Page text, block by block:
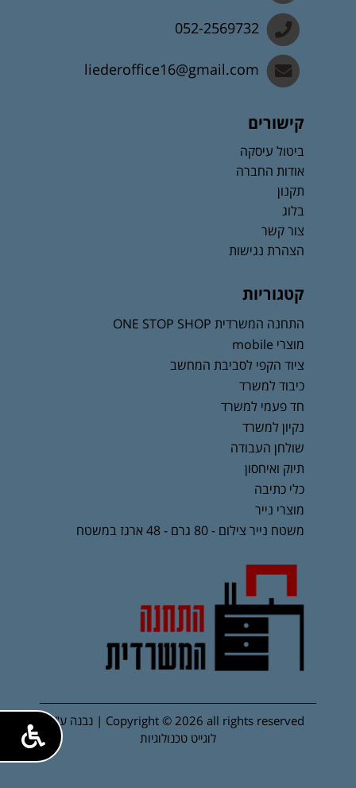
052-2569732
liederoffice16@gmail.com
קישורים
ביטול עיסקה
אודות החברה
תקנון
בלוג
צור קשר
הצהרת נגישות
קטגוריות
התחנה המשרדית ONE STOP SHOP
מוצרי mobile
ציוד הקפי לסביבת המחשב
כיבוד למשרד
חד פעמי למשרד
נקיון למשרד
שולחן העבודה
תיוק ואיחסון
כלי כתיבה
מוצרי נייר
משטח נייר צילום - 80 גרם - 48 ארגז במשטח
Copyright © 2026 all rights reserved | נבנה ע"י
לוגייט טכנולוגיות